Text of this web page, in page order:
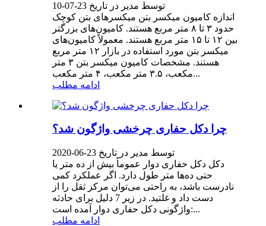
توسط مدیر در تاریخ 23-07-10
اندازه کامیون میکسر بتن میکسرهای بتن کوچک
حدود ۳ تا ۸ متر مربع هستند. کامیون‌های بزرگتر
بین ۱۲ تا ۱۵ متر مربع هستند. معمولاً کامیون‌های
میکسر بتن مورد استفاده در بازار ۱۲ متر مربع
هستند. مشخصات کامیون میکسر بتن ۳ متر
مکعب، ۳.۵ متر مکعب، ۴ متر مکعب...
ادامه مطلب
چرا دکل حفاری چرخشی واژگون شد؟
توسط مدیر در تاریخ 23-06-2020
دکل دکل حفاری دوار عموماً بیش از ده متر یا
حتی ده‌ها متر طول دارد. اگر عملکرد کمی
نادرست باشد، به راحتی می‌توان مرکز ثقل را از
دست داد و غلتید. در زیر 7 دلیل برای حادثه
واژگونی دکل حفاری دوار آمده است:...
ادامه مطلب